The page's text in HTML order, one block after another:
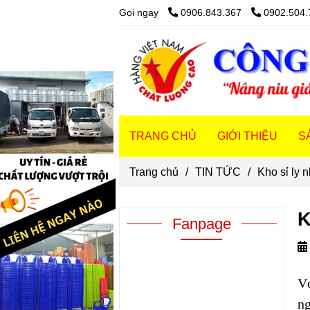
Gọi ngay 0906.843.367
TRANG CHỦ GIỚI THIỆU
Trang chủ / TIN TỨC / Kho sỉ ly
Fanpage